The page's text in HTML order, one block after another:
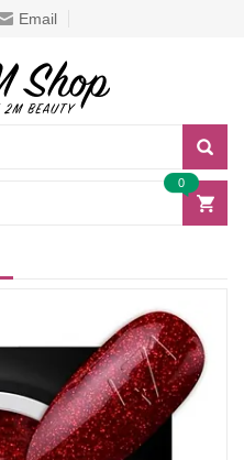
Email
0